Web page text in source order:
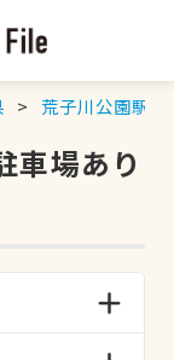
荒子川公園駅
車場あり